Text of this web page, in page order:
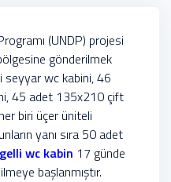
(UNDP) projesi
gönderilmek
wc kabini, 46
45 adet 135x210 çift
biri üçer üniteli
yanı sıra 50 adet
wc kabin 17 günde
başlanmıştır.